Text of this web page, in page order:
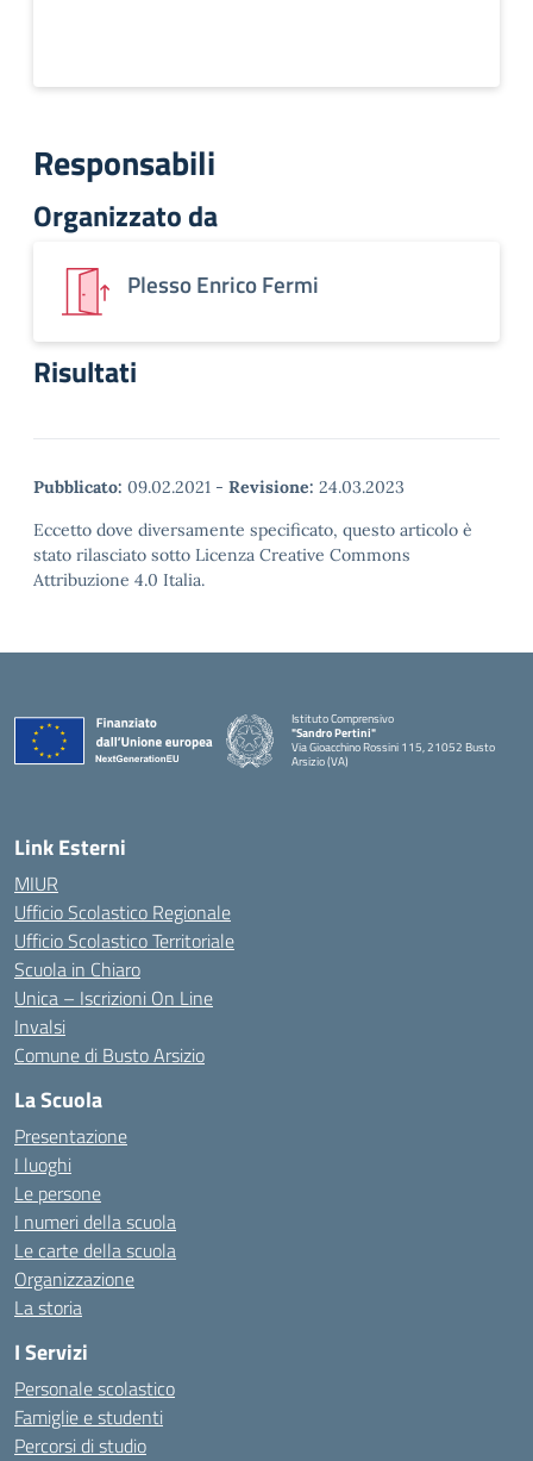
Responsabili
Organizzato da
Plesso Enrico Fermi
Risultati
Pubblicato: 09.02.2021 - Revisione: 24.03.2023
Eccetto dove diversamente specificato, questo articolo è
stato rilasciato sotto Licenza Creative Commons
Attribuzione 4.0 Italia.
Istituto Comprensivo
"Sandro Pertini"
Via Gioacchino Rossini 115, 21052 Busto
Arsizio (VA)
Link Esterni
MIUR
Ufficio Scolastico Regionale
Ufficio Scolastico Territoriale
Scuola in Chiaro
Unica – Iscrizioni On Line
Invalsi
Comune di Busto Arsizio
La Scuola
Presentazione
I luoghi
Le persone
I numeri della scuola
Le carte della scuola
Organizzazione
La storia
I Servizi
Personale scolastico
Famiglie e studenti
Percorsi di studio